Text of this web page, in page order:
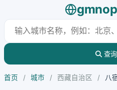
查
首页 / 城市 / 西藏自治区 / 八